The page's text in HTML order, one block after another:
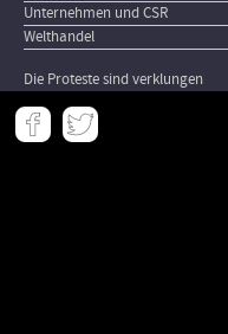
Unternehmen und CSR
Welthandel
Die Proteste sind verklungen
Meta
-